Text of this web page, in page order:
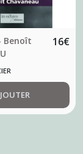
Benoît
16€